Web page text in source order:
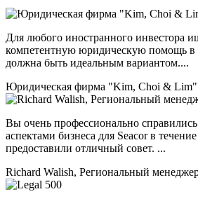
Для любого иностранного инвестора
компетентную юридическую помощь в
должна быть идеальным вариантом....
Юридическая фирма "Kim, Choi & Lim"
Вы очень профессионально
аспектами бизнеса для Seacor в
предоставили отличный совет. ...
Richard Walish, Региональный